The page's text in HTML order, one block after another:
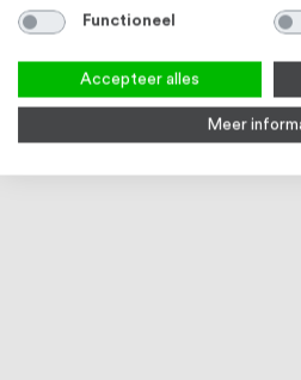
trapleuning glasframebuis 42
Functioneel
Accepteer alles
Meer